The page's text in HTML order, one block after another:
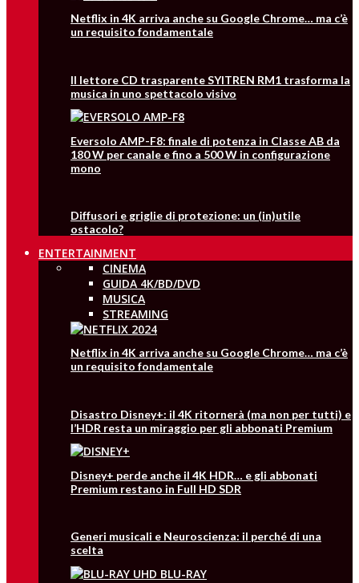
Netflix in 4K arriva anche su Google Chrome… ma c’è
un requisito fondamentale
Il lettore CD trasparente SYITREN RM1 trasforma la
musica in uno spettacolo visivo
Eversolo AMP-F8: finale di potenza in Classe AB da
180 W per canale e fino a 500 W in configurazione
mono
Diffusori e griglie di protezione: un (in)utile
ostacolo?
ENTERTAINMENT
CINEMA
GUIDA 4K/BD/DVD
MUSICA
STREAMING
Netflix in 4K arriva anche su Google Chrome… ma c’è
un requisito fondamentale
Disastro Disney+: il 4K ritornerà (ma non per tutti) e
l’HDR resta un miraggio per gli abbonati Premium
Disney+ perde anche il 4K HDR… e gli abbonati
Premium restano in Full HD SDR
Generi musicali e Neuroscienza: il perché di una
scelta